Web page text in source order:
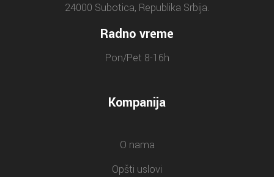
24000 Subotica, Republika Srbija.
Radno vreme
Pon/Pet 8-16h
Kompanija
O nama
Opšti uslovi